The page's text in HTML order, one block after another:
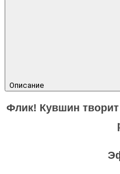
Описание
Флик! Кувшин